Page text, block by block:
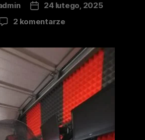
24 lutego, 2025
2 komentarze